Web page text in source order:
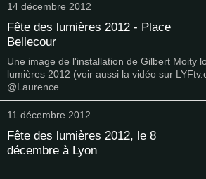
14 décembre 2012
Fête des lumières 2012 - Place
Bellecour
Une image de l'installation de Gilbert Moity
lumières 2012 (voir aussi la vidéo sur
@Laurence ...
11 décembre 2012
Fête des lumières 2012, le 8
décembre à Lyon